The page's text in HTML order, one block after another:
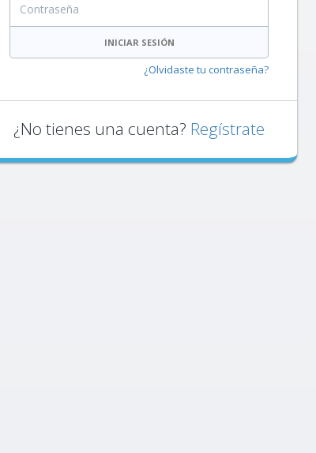
INICIAR SESIÓN
¿Olvidaste tu contraseña?
¿No tienes una cuenta? Regístrate